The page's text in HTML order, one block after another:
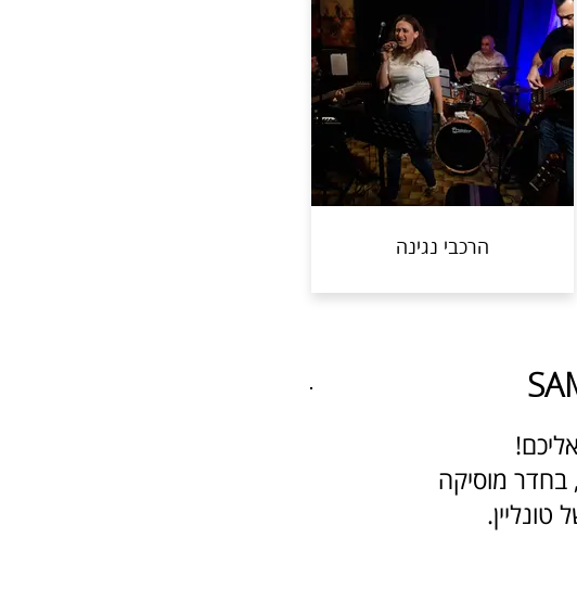
הרכבי נגינה
בחדר מוסיקה